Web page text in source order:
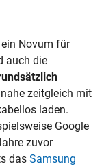
Novum für
auch die
zeitgleich mit
laden.
Google
zuvor
das Samsung